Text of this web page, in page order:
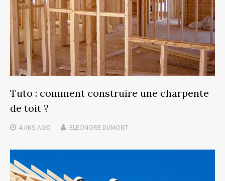
Tuto : comment construire une charpente
de toit ?
4 ANS AGO ELEONORE DUMONT